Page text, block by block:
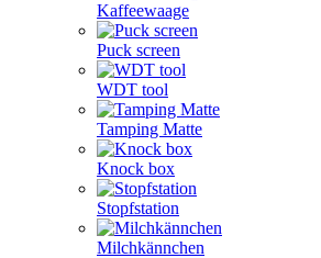
Kaffeewaage
Puck screen
WDT tool
Tamping Matte
Knock box
Stopfstation
Milchkännchen